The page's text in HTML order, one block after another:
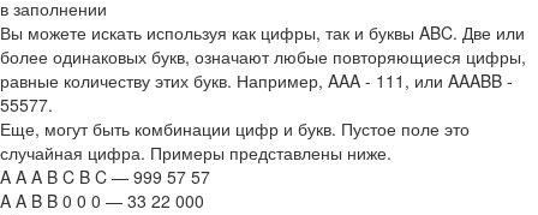
в заполнении
Вы можете искать используя как цифры, так и буквы ABC. Две или
более одинаковых букв, означают любые повторяющиеся цифры,
равные количеству этих букв. Например, AAA - 111 , или AAABB -
55577.
Еще, могут быть комбинации цифр и букв. Пустое поле это
случайная цифра. Примеры представлены ниже.
A A A B C B C — 999 57 57
A A B B 0 0 0 — 33 22 000